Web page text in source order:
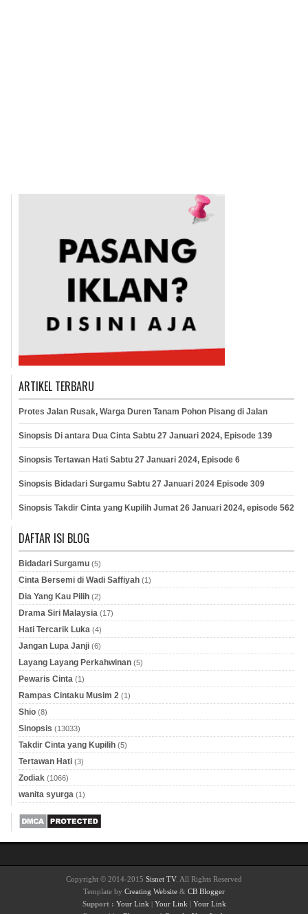
ARTIKEL TERBARU
Protes Jalan Rusak, Warga Duren Tanam Pohon Pisang di Jalan
Sinopsis Di antara Dua Cinta Sabtu 27 Januari 2024, Episode 139
Sinopsis Tertawan Hati Sabtu 27 Januari 2024, Episode 6
Sinopsis Bidadari Surgamu Sabtu 27 Januari 2024 Episode 309
Sinopsis Takdir Cinta yang Kupilih Jumat 26 Januari 2024, episode 562
DAFTAR ISI BLOG
Bidadari Surgamu (5)
Cinta Bersemi di Wadi Saffiyah (1)
Dia Yang Kau Pilih (2)
Drama Siri Malaysia (17)
Hati Tercarik Luka (4)
Jangan Lupa Janji (6)
Layang Layang Perkahwinan (5)
Pewaris Cinta (1)
Rampas Cintaku Musim 2 (1)
Shio (8)
Sinopsis (13033)
Takdir Cinta yang Kupilih (5)
Tertawan Hati (3)
Zodiak (1066)
wanita syurga (1)
Copyright © 2014-2015 Sisnet TV. All Rights Reserved
Template by Creating Website & CB Blogger
Support : Your Link | Your Link | Your Link